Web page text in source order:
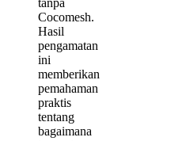
tanpa
Cocomesh.
Hasil
pengamatan
ini
memberikan
pemahaman
praktis
tentang
bagaimana